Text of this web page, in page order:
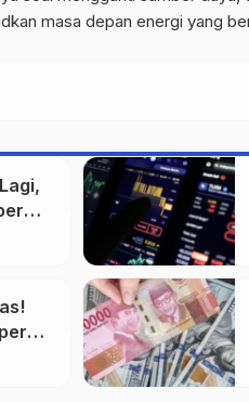
masa depan energi yang